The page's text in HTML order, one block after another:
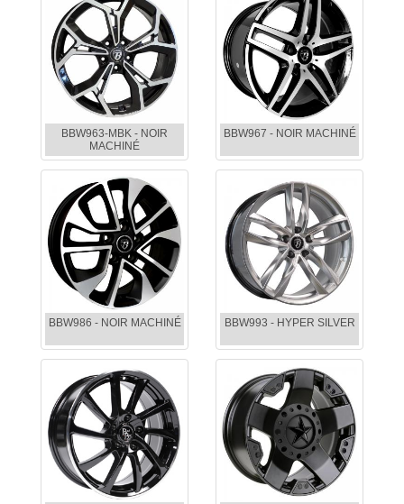
BBW963-MBK - NOIR
MACHINÉ
BBW967 - NOIR MACHINÉ
BBW986 - NOIR MACHINÉ BBW993 - HYPER SILVER